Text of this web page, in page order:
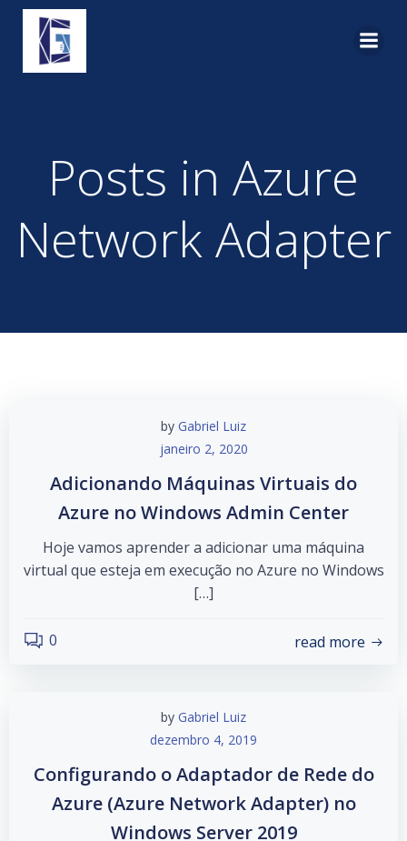
Posts in Azure
Network Adapter
by Gabriel Luiz
janeiro 2, 2020
Adicionando Máquinas Virtuais do
Azure no Windows Admin Center
Hoje vamos aprender a adicionar uma máquina
virtual que esteja em execução no Azure no Windows
[…]
0 read more
by Gabriel Luiz
dezembro 4, 2019
Configurando o Adaptador de Rede do
Azure (Azure Network Adapter) no
Windows Server 2019